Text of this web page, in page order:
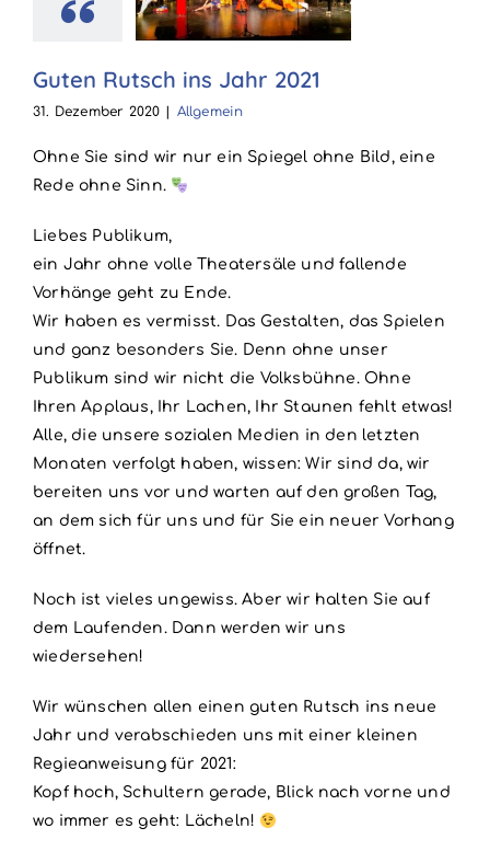
2021
Guten Rutsch ins Jahr 2021
31. Dezember 2020 Allgemein
Ohne Sie sind wir nur ein Spiegel ohne Bild, eine
Rede ohne Sinn.
Liebes Publikum,
ein Jahr ohne volle Theatersäle und fallende
Vorhänge geht zu Ende.
Wir haben es vermisst. Das Gestalten, das Spielen
und ganz besonders Sie. Denn ohne unser
Publikum sind wir nicht die Volksbühne. Ohne
Ihren Applaus, Ihr Lachen, Ihr Staunen fehlt etwas!
Alle, die unsere sozialen Medien in den letzten
Monaten verfolgt haben, wissen: Wir sind da, wir
bereiten uns vor und warten auf den großen Tag,
an dem sich für uns und für Sie ein neuer Vorhang
öffnet.
Noch ist vieles ungewiss. Aber wir halten Sie auf
dem Laufenden. Dann werden wir uns
wiedersehen!
Wir wünschen allen einen guten Rutsch ins neue
Jahr und verabschieden uns mit einer kleinen
Regieanweisung für 2021:
Kopf hoch, Schultern gerade, Blick nach vorne und
wo immer es geht: Lächeln!